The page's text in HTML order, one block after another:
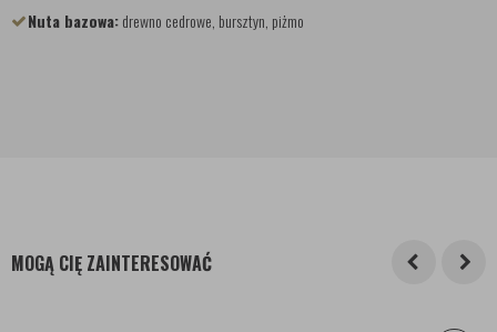
Nuta bazowa:drewno cedrowe, bursztyn, piżmo
MOGĄ CIĘ ZAINTERESOWAĆ